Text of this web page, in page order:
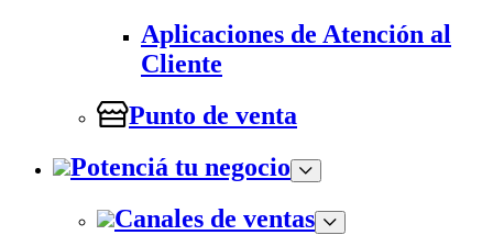
Aplicaciones de Atención al
Cliente
Punto de venta
Potenciá tu negocio
Canales de ventas